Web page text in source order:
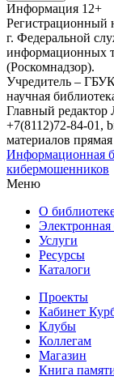
Информация 12+
г. Федеральной
информационных
(Роскомнадзор).
Учредитель –
научная
Главный редактор
+7(8112)72-84-01,
материалов
Информационная
кибермошенников
Меню
О
Электронная
Услуги
Ресурсы
Каталоги
Проекты
Кабинет
Клубы
Коллегам
Магазин
Книга